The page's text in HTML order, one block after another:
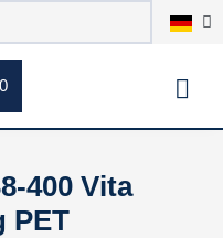
0
400 Vita
PET